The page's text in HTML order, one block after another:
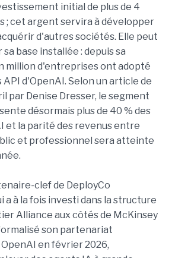
initial de plus de 4
; cet argent servira à développer
d'autres sociétés. Elle peut
base installée : depuis sa
million d'entreprises ont adopté
d'OpenAI. Selon un article de
par Denise Dresser, le segment
désormais plus de 40 % des
et la parité des revenus entre
et professionnel sera atteinte
clef de DeployCo
a à la fois investi dans la structure
Alliance aux côtés de McKinsey
son partenariat
en février 2026,